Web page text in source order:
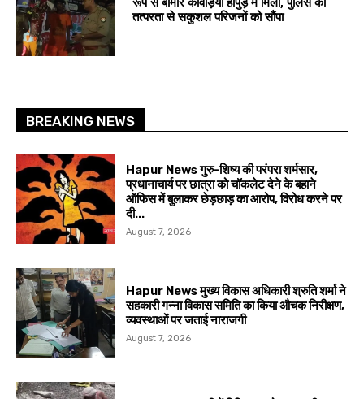
तत्परता से सकुशल परिजनों को सौंपा
BREAKING NEWS
Hapur News गुरु-शिष्य की परंपरा शर्मसार,
प्रधानाचार्य पर छात्रा को चॉकलेट देने के बहाने
ऑफिस में बुलाकर छेड़छाड़ का आरोप, विरोध करने पर
दी...
August 7, 2026
Hapur News मुख्य विकास अधिकारी श्रुति शर्मा ने
सहकारी गन्ना विकास समिति का किया औचक निरीक्षण,
व्यवस्थाओं पर जताई नाराजगी
August 7, 2026